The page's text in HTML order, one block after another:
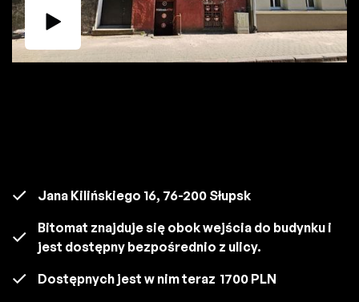
Jana Kilińskiego 16, 76-200 Słupsk
Bitomat znajduje się obok wejścia do budynku i
jest dostępny bezpośrednio z ulicy.
Dostępnych jest w nim teraz 1700 PLN